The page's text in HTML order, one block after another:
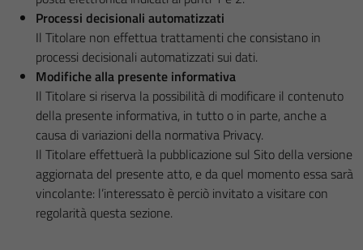
Processi decisionali automatizzati
Il Titolare non effettua trattamenti che consistano in
processi decisionali automatizzati sui dati.
Modifiche alla presente informativa
Il Titolare si riserva la possibilità di modificare il contenuto
della presente informativa, in tutto o in parte, anche a
causa di variazioni della normativa Privacy.
Il Titolare effettuerà la pubblicazione sul Sito della versione
aggiornata del presente atto, e da quel momento essa sarà
vincolante: l’interessato è perciò invitato a visitare con
regolarità questa sezione.